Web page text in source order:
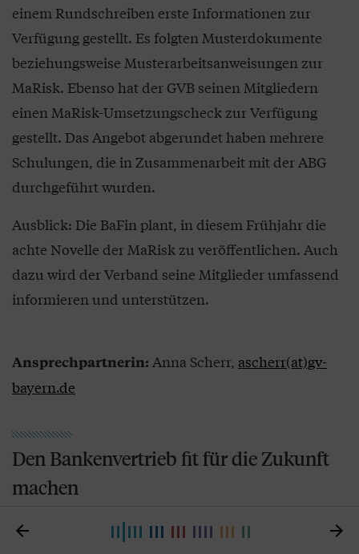
einem Rundschreiben erste Informationen zur
Verfügung gestellt. Es folgten Musterdokumente
beziehungsweise Musterarbeitsanweisungen zur
MaRisk. Ebenso hat der GVB seinen Mitgliedern
einen MaRisk-Umsetzungscheck zur Verfügung
gestellt. Das Angebot abgerundet haben mehrere
Schulungen, die in Zusammenarbeit mit der ABG
durchgeführt wurden.
Ausblick: Die BaFin plant, in diesem Frühjahr die
achte Novelle der MaRisk zu veröffentlichen. Auch
dazu wird der Verband seine Mitglieder umfassend
informieren und unterstützen.
Ansprechpartnerin: Anna Scherr, ascherr(at)gv-
bayern.de
Den Bankenvertrieb fit für die Zukunft
machen
Der Vertrieb der bayerischen Volksbanken und
Raiffeisenbanken durchläuft aktuell einen Wandel.
 